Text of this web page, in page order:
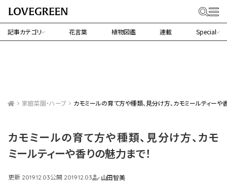
記事カテゴリ 花言葉 植物図鑑 連載 Special
家庭菜園・ハーブ カモミールの育て方や種類、見分け方、カモミールティーや
カモミールの育て方や種類、見分け方、カモ
ミールティーや香りの魅力まで！
更新 2019.12.03公開 2019.12.03
山田智美